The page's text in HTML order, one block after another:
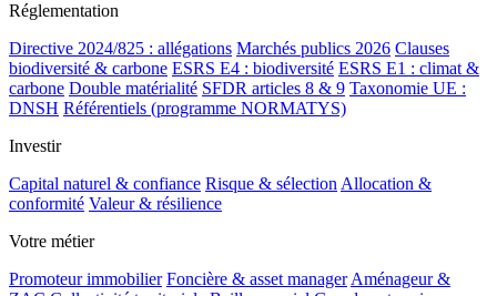
Réglementation
Directive 2024/825 : allégations Marchés publics 2026 Clauses
biodiversité & carbone ESRS E4 : biodiversité ESRS E1 : climat &
carbone Double matérialité SFDR articles 8 & 9 Taxonomie UE :
DNSH Référentiels (programme NORMATYS)
Investir
Capital naturel & confiance Risque & sélection Allocation &
conformité Valeur & résilience
Votre métier
Promoteur immobilier Foncière & asset manager Aménageur &